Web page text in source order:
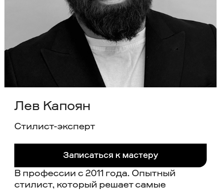
Лев Капоян
Cтилист-эксперт
Записаться к мастеру
В профессии с 2011 года. Опытный
стилист, который решает самые